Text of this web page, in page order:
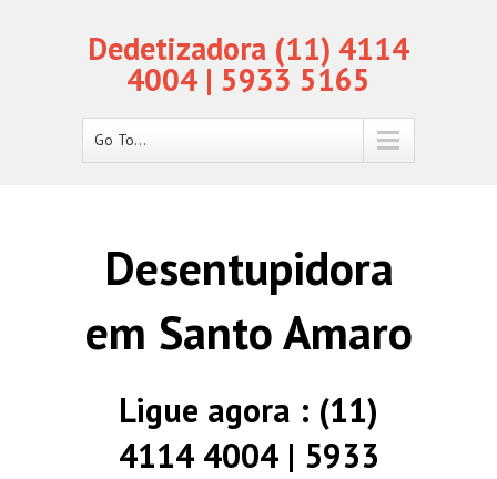
Dedetizadora (11) 4114
4004 | 5933 5165
Go To...
Desentupidora
em Santo Amaro
Ligue agora : (11)
4114 4004 | 5933